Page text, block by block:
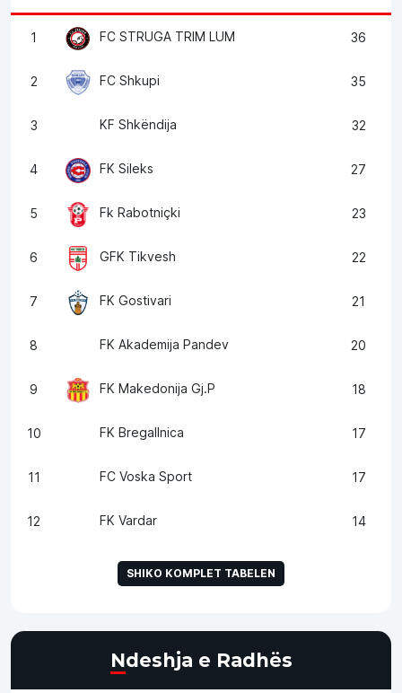
1 FC STRUGA TRIM LUM 36
2 FC Shkupi 35
3 KF Shkëndija 32
4 FK Sileks 27
5 Fk Rabotniçki 23
6 GFK Tikvesh 22
7 FK Gostivari 21
8 FK Akademija Pandev 20
9 FK Makedonija Gj.P 18
10 FK Bregallnica 17
11 FC Voska Sport 17
12 FK Vardar 14
SHIKO KOMPLET TABELEN
Ndeshja e Radhës